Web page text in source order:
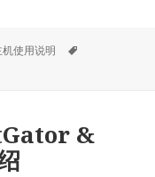
使用说明
&